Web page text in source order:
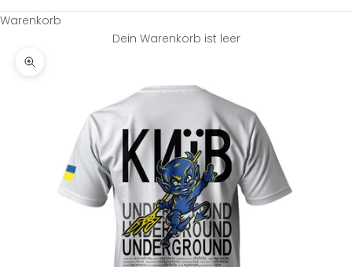
Warenkorb
Dein Warenkorb ist leer
Bild vergrößern